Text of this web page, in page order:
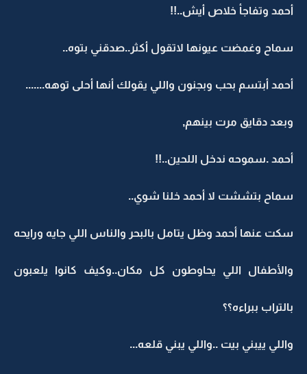
أحمد وتفاجأ خلاص أيش..!!
سماح وغمضت عيونها لاتقول أكثر..صدقني بتوه..
أحمد أبتسم بحب وبجنون واللي يقولك أنها أحلى توهه.......
وبعد دقايق مرت بينهم,
أحمد .سموحه ندخل اللحين..!!
سماح بتششت لا أحمد خلنا شوي..
سكت عنها أحمد وظل يتامل بالبحر والناس اللي جايه ورايحه
والأطفال اللي يحاوطون كل مكان..وكيف كانوا يلعبون
بالتراب ببراءه؟؟
واللي ييبني بيت ..واللي يبني قلعه...